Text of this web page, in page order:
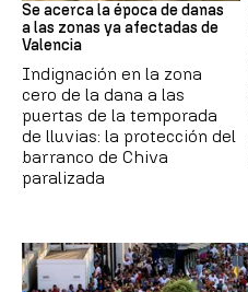
Se acerca la época de danas
a las zonas ya afectadas de
Valencia
Indignación en la zona
cero de la dana a las
puertas de la temporada
de lluvias: la protección del
barranco de Chiva
paralizada